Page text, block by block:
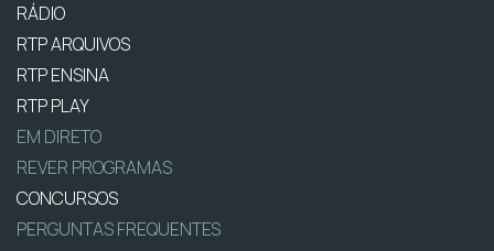
RÁDIO
RTP ARQUIVOS
RTP ENSINA
RTP PLAY
EM DIRETO
REVER PROGRAMAS
CONCURSOS
PERGUNTAS FREQUENTES